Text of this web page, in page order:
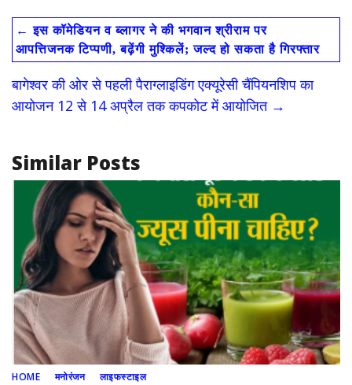
e
b
o
o
k
to
d
o
n
ai
l
ar
e
← इस कॉमेडियन व ब्लागर ने की भगवान श्रीराम पर
आपत्तिजनक टिप्पणी, बढ़ेंगी मुश्किलें; जल्‍द हो सकता है गिरफ्तार
बागेश्वर की ओर से पहली पैराग्लाइडिंग एक्यूरेसी चैंपियनशिप का
आयोजन 12 से 14 अप्रैल तक कपकोट में आयोजित →
Similar Posts
HOME मनोरंजन लाइफस्टाइल